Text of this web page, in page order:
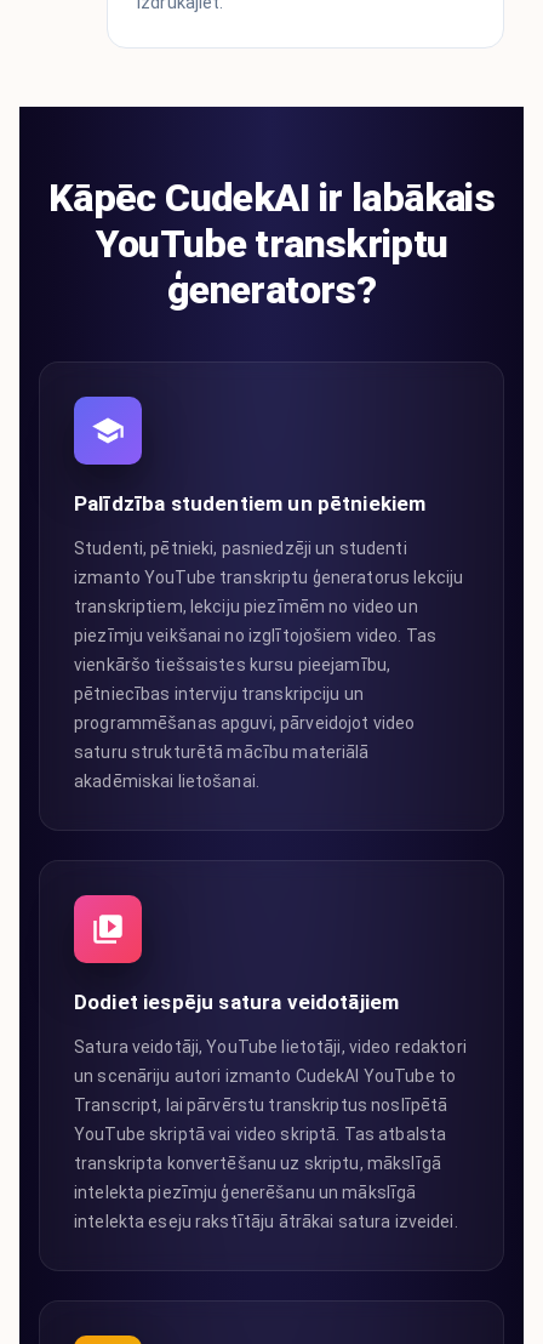
Kāpēc CudekAI ir labākais
YouTube transkriptu
ģenerators?
Palīdzība studentiem un pētniekiem
Studenti, pētnieki, pasniedzēji un studenti
izmanto YouTube transkriptu ģeneratorus lekciju
transkriptiem, lekciju piezīmēm no video un
piezīmju veikšanai no izglītojošiem video. Tas
vienkāršo tiešsaistes kursu pieejamību,
pētniecības interviju transkripciju un
programmēšanas apguvi, pārveidojot video
saturu strukturētā mācību materiālā
akadēmiskai lietošanai.
Dodiet iespēju satura veidotājiem
Satura veidotāji, YouTube lietotāji, video redaktori
un scenāriju autori izmanto CudekAI YouTube to
Transcript, lai pārvērstu transkriptus noslīpētā
YouTube skriptā vai video skriptā. Tas atbalsta
transkripta konvertēšanu uz skriptu, mākslīgā
intelekta piezīmju ģenerēšanu un mākslīgā
intelekta eseju rakstītāju ātrākai satura izveidei.